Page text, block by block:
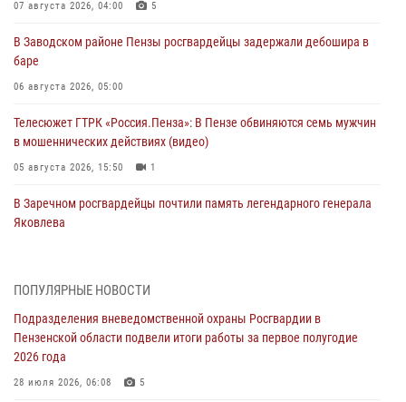
07 августа 2026, 04:00 5
В Заводском районе Пензы росгвардейцы задержали дебошира в
баре
06 августа 2026, 05:00
Телесюжет ГТРК «Россия.Пенза»: В Пензе обвиняются семь мужчин
в мошеннических действиях (видео)
05 августа 2026, 15:50 1
В Заречном росгвардейцы почтили память легендарного генерала
Яковлева
Сотрудники пензенского ОМОН «Страж» познакомили участников
05 августа 2026, 06:15
В Пензе сотрудники Росгвардии оказали помощь
дезориентированному пенсионеру
ПОПУЛЯРНЫЕ НОВОСТИ
Подразделения вневедомственной охраны Росгвардии в
Пензенской области подвели итоги работы за первое полугодие
2026 года
28 июля 2026, 06:08 5